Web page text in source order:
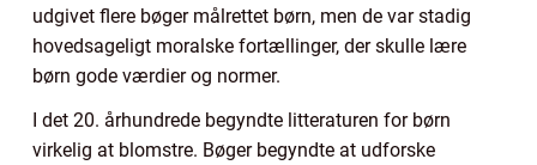
udgivet flere bøger målrettet børn, men de var stadig
hovedsageligt moralske fortællinger, der skulle lære
børn gode værdier og normer.
I det 20. århundrede begyndte litteraturen for børn
virkelig at blomstre. Bøger begyndte at udforske